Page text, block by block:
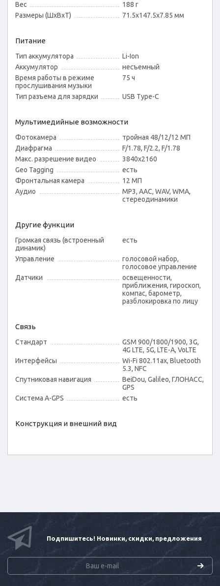
Вес
188 г
Размеры (ШxВxТ)
71.5x147.5x7.85 мм
Питание
Тип аккумулятора
Li-Ion
Аккумулятор
несъемный
Время работы в режиме
прослушивания музыки
75 ч
Тип разъема для зарядки USB Type-C
Мультимедийные возможности
Фотокамера
тройная 48/12/12 МП
Диафрагма
F/1.78, F/2.2, F/1.78
Макс. разрешение видео
3840x2160
Geo Tagging
есть
Фронтальная камера
12 МП
Аудио
MP3, AAC, WAV, WMA,
стереодинамики
Другие функции
Громкая связь (встроенный
динамик)
есть
Управление
голосовой набор,
голосовое управление
Датчики
освещенности,
приближения, гироскоп,
компас, барометр,
разблокировка по лицу
Связь
Стандарт
GSM 900/1800/1900, 3G,
4G LTE, 5G, LTE-A, VoLTE
Интерфейсы
Wi-Fi 802.11ax, Bluetooth
5.3, NFC
Спутниковая навигация
BeiDou, Galileo, ГЛОНАСС,
GPS
Cистема A-GPS
есть
Конструкция и внешний вид
Подпишитесь! Новинки, скидки, предложения